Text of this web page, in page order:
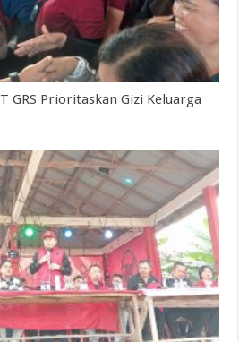
GRS Prioritaskan Gizi Keluarga